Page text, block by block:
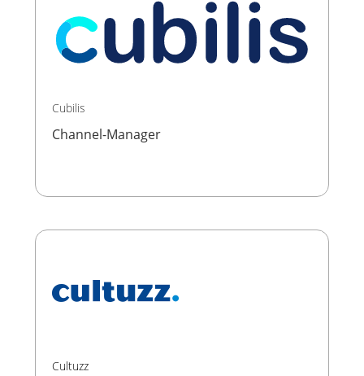
Cubilis
Channel-Manager
Cultuzz